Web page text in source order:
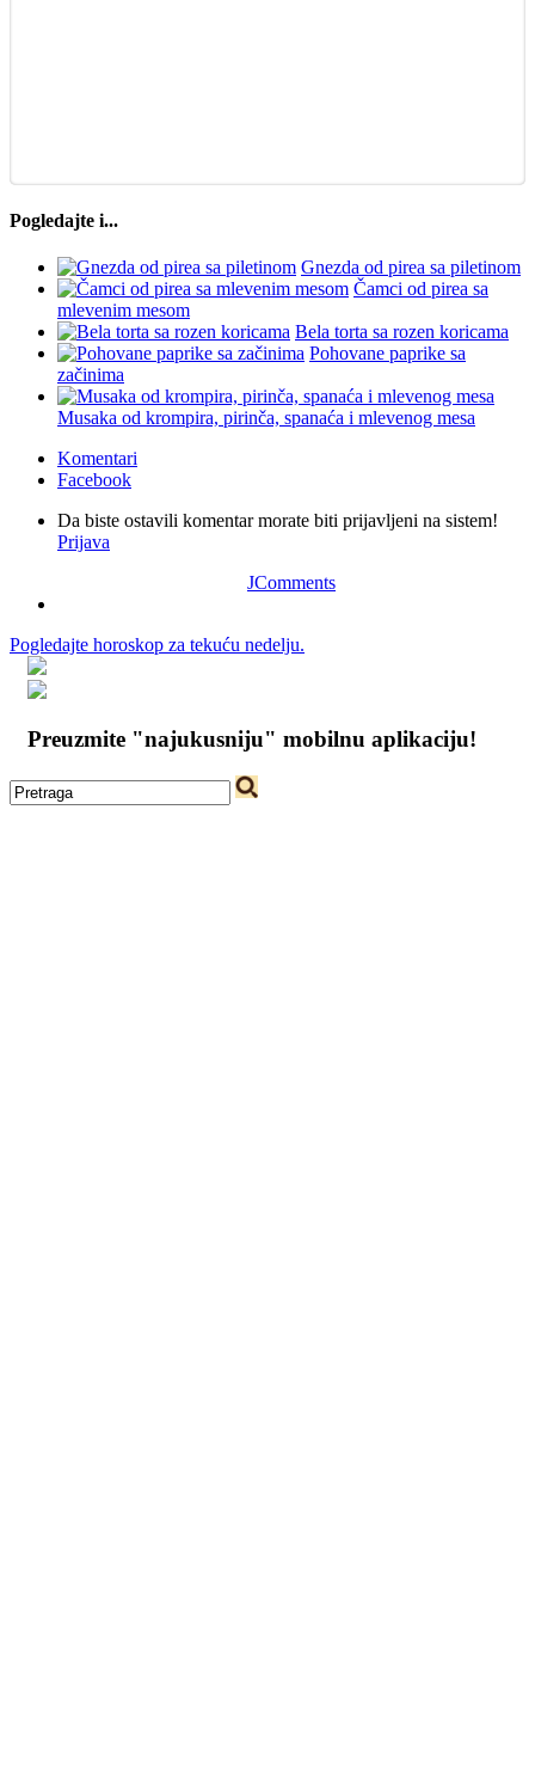
Pogledajte i...
Gnezda od pirea sa piletinom
Čamci od pirea sa
mlevenim mesom
Bela torta sa rozen koricama
Pohovane paprike sa
začinima
Musaka od krompira, pirinča, spanaća i mlevenog mesa
Komentari
Facebook
Da biste ostavili komentar morate biti prijavljeni na sistem!
Prijava
JComments
Pogledajte horoskop za tekuću nedelju.
Preuzmite "najukusniju" mobilnu aplikaciju!